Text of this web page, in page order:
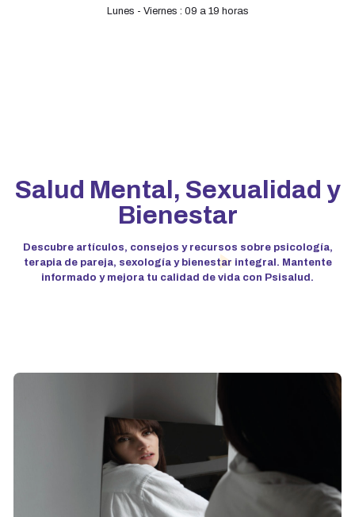
Lunes - Viernes : 09 a 19 horas
Salud Mental, Sexualidad y
Bienestar
Descubre artículos, consejos y recursos sobre psicología,
terapia de pareja, sexología y bienestar integral. Mantente
informado y mejora tu calidad de vida con Psisalud.